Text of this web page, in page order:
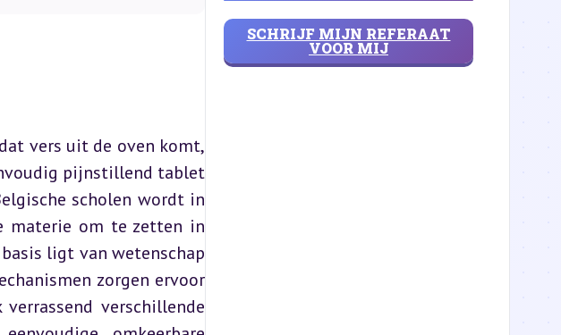
vers uit de oven komt,
pijnstillend tablet
scholen wordt in
materie om te zetten in
ligt van wetenschap
zorgen ervoor
verschillende
SCHRIJF MIJN REFERAAT
VOOR MIJ